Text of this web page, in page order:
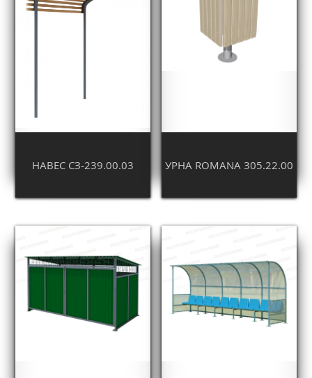
НАВЕС СЗ-239.00.03 УРНА ROMANA 305.22.00